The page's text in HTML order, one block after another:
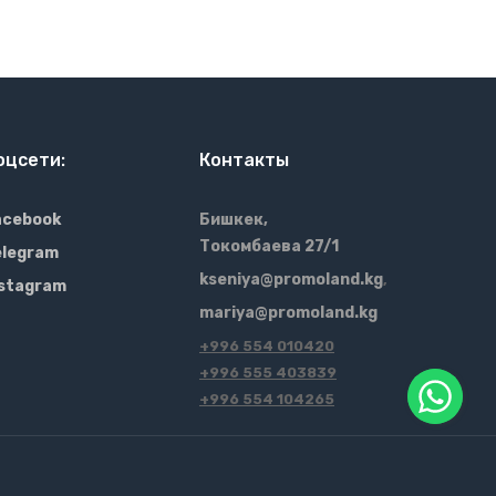
Контакты
Бишкек,
Токомбаева 27/1
kseniya@promoland.kg,
mariya@promoland.kg
+996 554 010420
+996 555 403839
+996 554 104265